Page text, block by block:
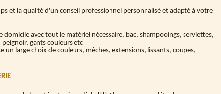
et la qualité d'un conseil professionnel personnalisé et adapté à votre
domicile avec tout le matériel nécessaire, bac, shampooings, serviettes,
peignoir, gants couleurs etc
un large choix de couleurs, mèches, extensions, lissants, coupes,